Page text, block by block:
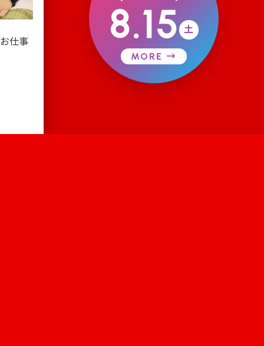
仕事 8.15 土
MORE →